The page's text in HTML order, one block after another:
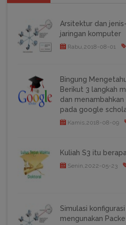
Arsitektur dan
jaringan komputer
Rabu,2018-08-01
Bingung
Berikut 3 langkah
dan
pada google
Kamis,2018-08-09
Kuliah S3 itu
Senin,2022-05-23
Simulasi
mengunakan